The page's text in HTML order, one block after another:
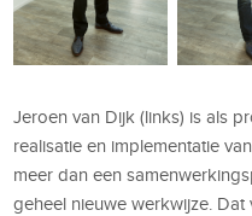
Jeroen van Dijk (links) is als
realisatie en implementatie
meer dan een
geheel nieuwe werkwijze.